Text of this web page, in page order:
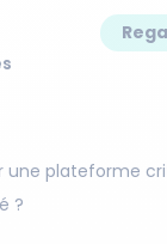
une plateforme
?